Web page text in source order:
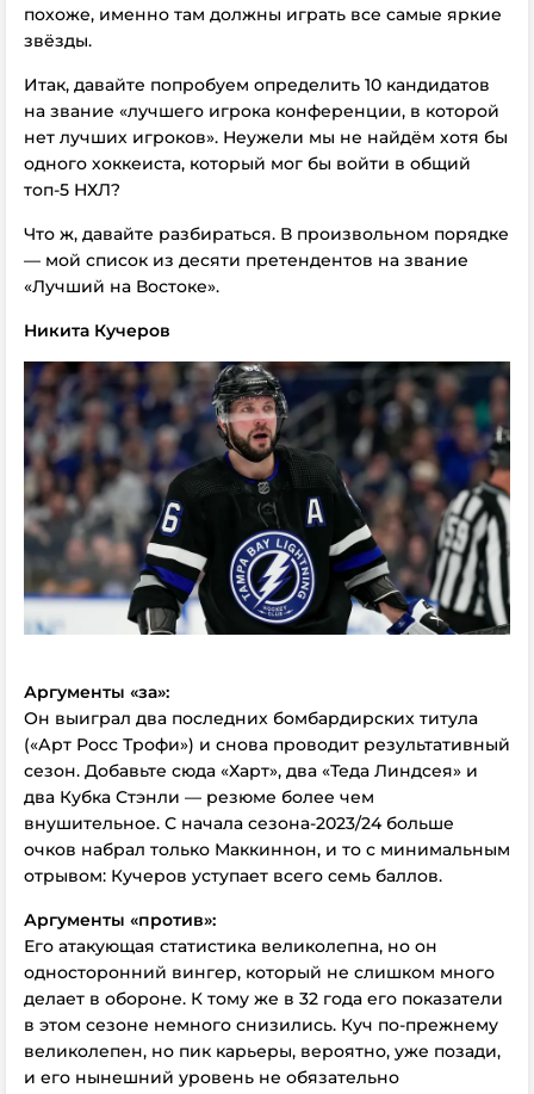
похоже, именно там должны играть все самые яркие
звёзды.
Итак, давайте попробуем определить 10 кандидатов
на звание «лучшего игрока конференции, в которой
нет лучших игроков». Неужели мы не найдём хотя бы
одного хоккеиста, который мог бы войти в общий
топ-5 НХЛ?
Что ж, давайте разбираться. В произвольном порядке
— мой список из десяти претендентов на звание
«Лучший на Востоке».
Никита Кучеров
Аргументы «за»:
Он выиграл два последних бомбардирских титула
(«Арт Росс Трофи») и снова проводит результативный
сезон. Добавьте сюда «Харт», два «Теда Линдсея» и
два Кубка Стэнли — резюме более чем
внушительное. С начала сезона-2023/24 больше
очков набрал только Маккиннон, и то с минимальным
отрывом: Кучеров уступает всего семь баллов.
Аргументы «против»:
Его атакующая статистика великолепна, но он
односторонний вингер, который не слишком много
делает в обороне. К тому же в 32 года его показатели
в этом сезоне немного снизились. Куч по-прежнему
великолепен, но пик карьеры, вероятно, уже позади,
и его нынешний уровень не обязательно